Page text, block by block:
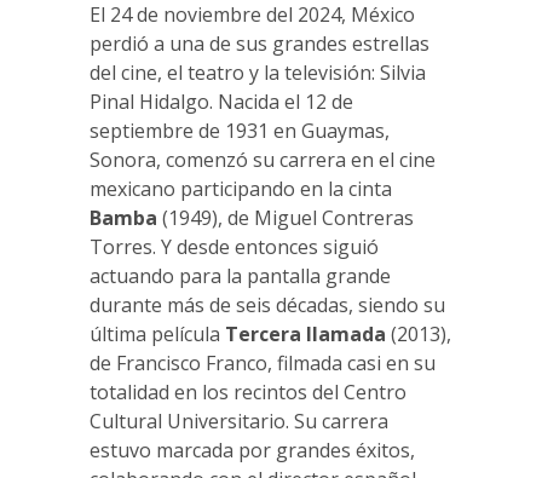
El 24 de noviembre del 2024, México
perdió a una de sus grandes estrellas
del cine, el teatro y la televisión: Silvia
Pinal Hidalgo. Nacida el 12 de
septiembre de 1931 en Guaymas,
Sonora, comenzó su carrera en el cine
mexicano participando en la cinta
Bamba (1949), de Miguel Contreras
Torres. Y desde entonces siguió
actuando para la pantalla grande
durante más de seis décadas, siendo su
última película Tercera llamada (2013),
de Francisco Franco, filmada casi en su
totalidad en los recintos del Centro
Cultural Universitario. Su carrera
estuvo marcada por grandes éxitos,